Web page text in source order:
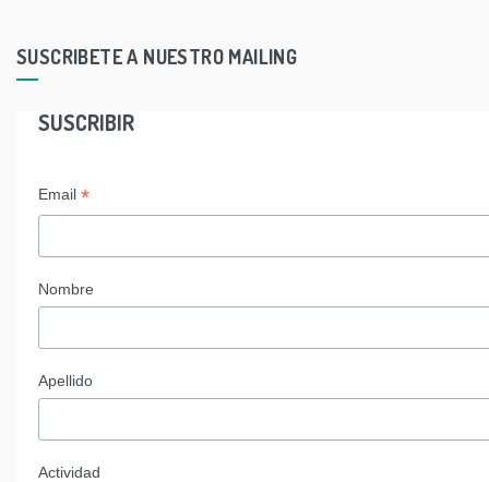
SUSCRIBETE A NUESTRO MAILING
SUSCRIBIR
Email *
Nombre
Apellido
Actividad